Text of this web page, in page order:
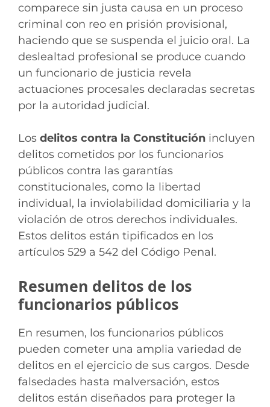
comparece sin justa causa en un proceso
criminal con reo en prisión provisional,
haciendo que se suspenda el juicio oral. La
deslealtad profesional se produce cuando
un funcionario de justicia revela
actuaciones procesales declaradas secretas
por la autoridad judicial.
Los delitos contra la Constitución incluyen
delitos cometidos por los funcionarios
públicos contra las garantías
constitucionales, como la libertad
individual, la inviolabilidad domiciliaria y la
violación de otros derechos individuales.
Estos delitos están tipificados en los
artículos 529 a 542 del Código Penal.
Resumen delitos de los
funcionarios públicos
En resumen, los funcionarios públicos
pueden cometer una amplia variedad de
delitos en el ejercicio de sus cargos. Desde
falsedades hasta malversación, estos
delitos están diseñados para proteger la